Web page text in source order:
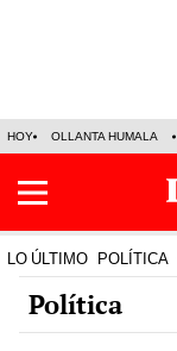
HOY OLLANTA HUMALA
LO ÚLTIMO POLÍTICA
Política